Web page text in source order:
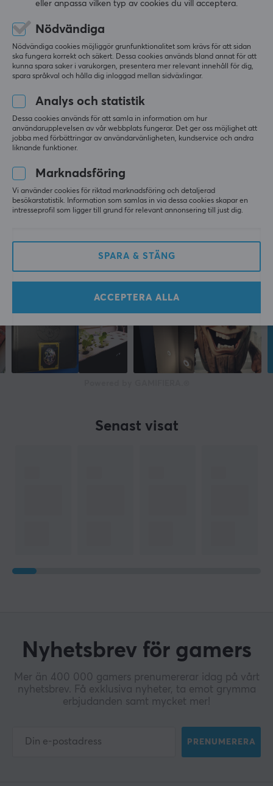
0.0
Baserat på 0 recensioner
4
2
0%
1
0%
LÄMNA RECENSION
Mer från vårt Community
Senast visat
Nyhetsbrev för gamers
Mer än 400 000 gamers prenumererar idag på vårt
nyhetsbrev. Få exklusiva nyheter, ta emot grymma
erbjudanden samt mycket mer!
PRENUMERERA
eller anpassa vilken typ av cookies du vill acceptera.
Nödvändiga
Nödvändiga cookies möjliggör grunfunktionalitet som krävs för att sidan
ska fungera korrekt och säkert. Dessa cookies används bland annat för att
kunna spara saker i varukorgen, presentera mer relevant innehåll för dig,
spara språkval och hålla dig inloggad mellan sidväxlingar.
Analys och statistik
Dessa cookies används för att samla in information om hur
användarupplevelsen av vår webbplats fungerar. Det ger oss möjlighet att
jobba med förbättringar av användarvänligheten, kundservice och andra
liknande funktioner.
Marknadsföring
Vi använder cookies för riktad marknadsföring och detaljerad
besökarstatistik. Information som samlas in via dessa cookies skapar en
intresseprofil som ligger till grund för relevant annonsering till just dig.
SPARA & STÄNG
ACCEPTERA ALLA